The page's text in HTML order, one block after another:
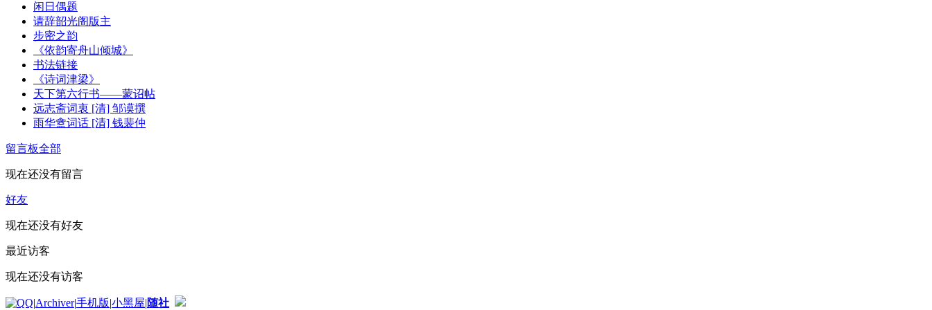
闲日偶题
请辞韶光阁版主
步密之韵
《依韵寄舟山倾城》
书法链接
《诗词津梁》
天下第六行书——蒙诏帖
远志斋词衷 [清] 邹谟撰
雨华盦词话 [清] 钱裴仲
留言板全部
现在还没有留言
好友
现在还没有好友
最近访客
现在还没有访客
|Archiver|手机版|小黑屋|随社